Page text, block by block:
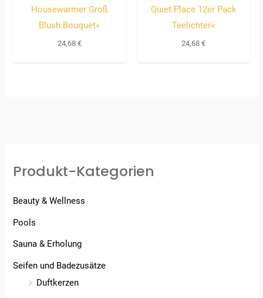
Housewarmer Groß
Blush Bouquet«
24,68 €
Quiet Place 12er Pack
Teelichter«
24,68€
Produkt-Kategorien
Beauty & Wellness
Pools
Sauna & Erholung
Seifen und Badezusätze
Duftkerzen